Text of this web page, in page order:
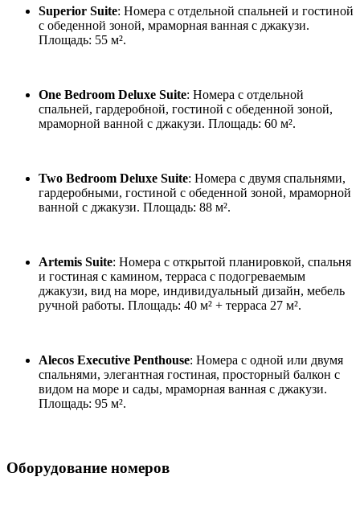
Superior Suite: Номера с отдельной спальней и гостиной
с обеденной зоной, мраморная ванная с джакузи.
Площадь: 55 м².
One Bedroom Deluxe Suite: Номера с отдельной
спальней, гардеробной, гостиной с обеденной зоной,
мраморной ванной с джакузи. Площадь: 60 м².
Two Bedroom Deluxe Suite: Номера с двумя спальнями,
гардеробными, гостиной с обеденной зоной, мраморной
ванной с джакузи. Площадь: 88 м².
Artemis Suite: Номера с открытой планировкой, спальня
и гостиная с камином, терраса с подогреваемым
джакузи, вид на море, индивидуальный дизайн, мебель
ручной работы. Площадь: 40 м² + терраса 27 м².
Alecos Executive Penthouse: Номера с одной или двумя
спальнями, элегантная гостиная, просторный балкон с
видом на море и сады, мраморная ванная с джакузи.
Площадь: 95 м².
Оборудование номеров